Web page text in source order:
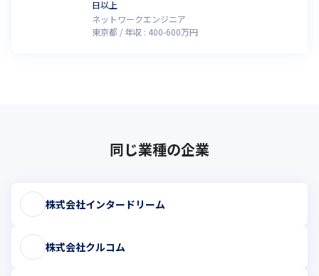
日以上
ネットワークエンジニア
東京都
年収 : 400-600万円
同じ業種の企業
株式会社インタードリーム
株式会社クルコム